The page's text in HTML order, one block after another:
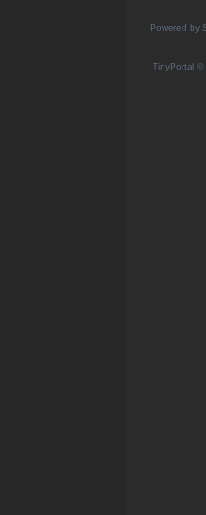
Powered by
TinyPortal ©